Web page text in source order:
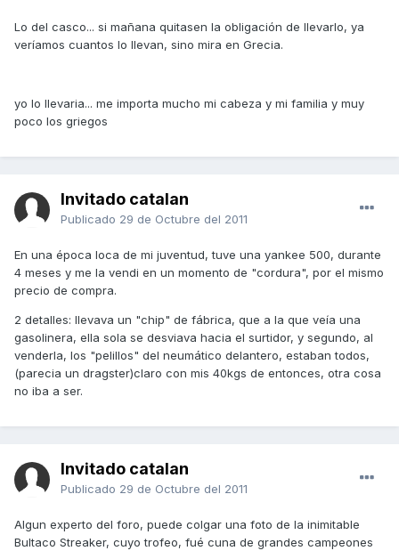
Lo del casco... si mañana quitasen la obligación de llevarlo, ya
veríamos cuantos lo llevan, sino mira en Grecia.
yo lo llevaria... me importa mucho mi cabeza y mi familia y muy
poco los griegos
Invitado catalan
Publicado 29 de Octubre del 2011
En una época loca de mi juventud, tuve una yankee 500, durante
4 meses y me la vendi en un momento de "cordura", por el mismo
precio de compra.
2 detalles: llevava un "chip" de fábrica, que a la que veía una
gasolinera, ella sola se desviava hacia el surtidor, y segundo, al
venderla, los "pelillos" del neumático delantero, estaban todos,
(parecia un dragster)claro con mis 40kgs de entonces, otra cosa
no iba a ser.
Invitado catalan
Publicado 29 de Octubre del 2011
Algun experto del foro, puede colgar una foto de la inimitable
Bultaco Streaker, cuyo trofeo, fué cuna de grandes campeones